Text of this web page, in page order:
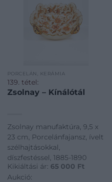
PORCELÁN, KERÁMIA
139. tétel:
Zsolnay – Kínálótál
Zsolnay manufaktúra, 9,5 x
23 cm, Porcelánfajansz, ívelt
szélhajtásokkal,
díszfestéssel, 1885-1890
Kikiáltási ár: 65 000 Ft
Aukció: